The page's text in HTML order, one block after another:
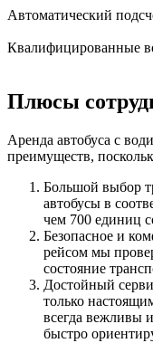
Автоматический
Квалифицированные
Плюсы
Аренда автобуса с
преимуществ,
Большой выбор
автобусы в
чем 700 единиц
Безопасное и
рейсом мы
состояние
Достойный
только
всегда вежливы
быстро